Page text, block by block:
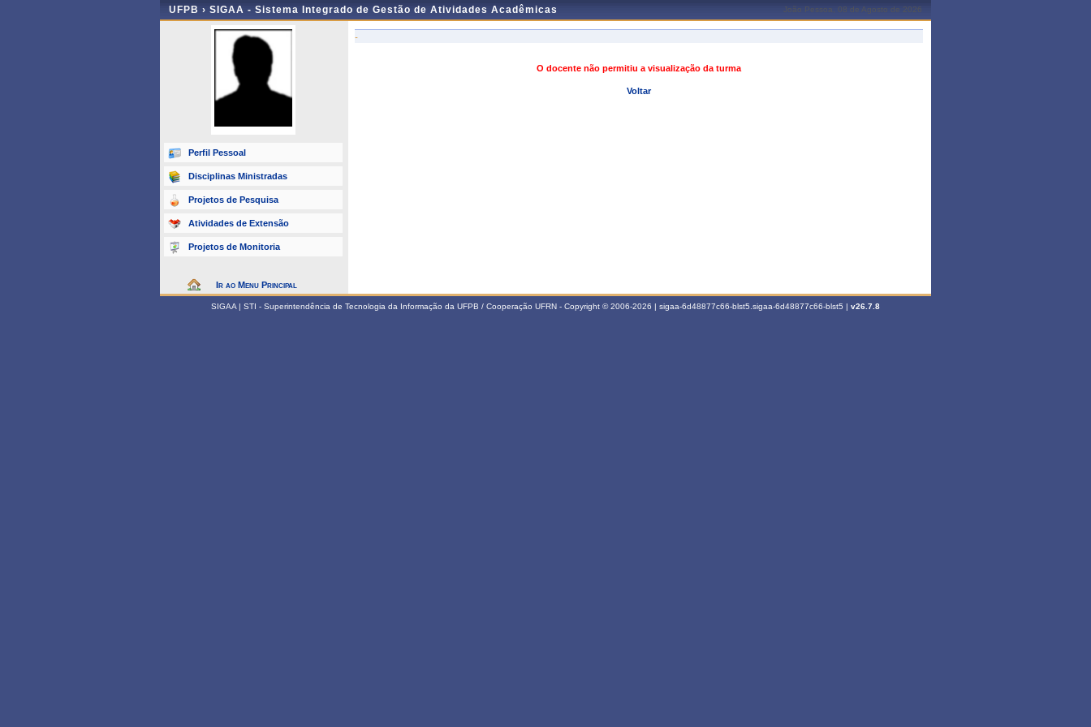
UFPB › SIGAA - Sistema Integrado de Gestão de Atividades Acadêmicas João Pessoa, 08 de Agosto de 2026
Perfil Pessoal
Disciplinas Ministradas
Projetos de Pesquisa
Atividades de Extensão
Projetos de Monitoria
Ir ao Menu Principal
-
O docente não permitiu a visualização da turma
Voltar
SIGAA | STI - Superintendência de Tecnologia da Informação da UFPB / Cooperação UFRN - Copyright © 2006-2026 | sigaa-6d48877c66-blst5.sigaa-6d48877c66-blst5 | v26.7.8